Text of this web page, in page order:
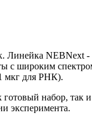
NEBNext -
с широким
мкг для РНК).
набор, так
эксперимента.